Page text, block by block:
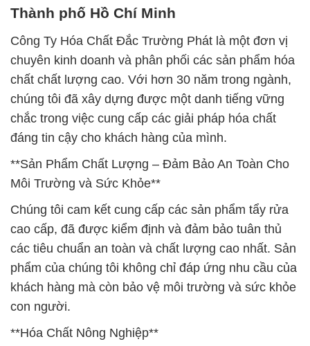
Thành phố Hồ Chí Minh
Công Ty Hóa Chất Đắc Trường Phát là một đơn vị
chuyên kinh doanh và phân phối các sản phẩm hóa
chất chất lượng cao. Với hơn 30 năm trong ngành,
chúng tôi đã xây dựng được một danh tiếng vững
chắc trong việc cung cấp các giải pháp hóa chất
đáng tin cậy cho khách hàng của mình.
**Sản Phẩm Chất Lượng – Đảm Bảo An Toàn Cho
Môi Trường và Sức Khỏe**
Chúng tôi cam kết cung cấp các sản phẩm tẩy rửa
cao cấp, đã được kiểm định và đảm bảo tuân thủ
các tiêu chuẩn an toàn và chất lượng cao nhất. Sản
phẩm của chúng tôi không chỉ đáp ứng nhu cầu của
khách hàng mà còn bảo vệ môi trường và sức khỏe
con người.
**Hóa Chất Nông Nghiệp**